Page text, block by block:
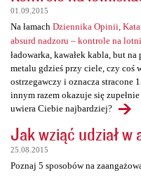
01.09.2015
Na łamach Dziennika Opinii,
absurd nadzoru – kontrole na
ładowarka, kawałek kabla, but
metalu gdzieś przy ciele, czy coś
ostrzegawczy i oznacza stracone
innym razem okazuje się
uwiera Ciebie najbardziej?
Jak wziąć udział w
25.08.2015
Poznaj 5 sposobów na